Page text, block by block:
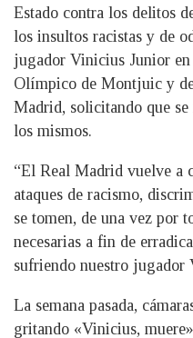
Estado contra los delitos
los insultos racistas y de
jugador Vinicius Junior
Olímpico de Montjuic y
Madrid, solicitando que
los mismos.
“El Real Madrid vuelve a
ataques de racismo,
se tomen, de una vez por
necesarias a fin de
sufriendo nuestro jugador
La semana pasada,
gritando «Vinicius,